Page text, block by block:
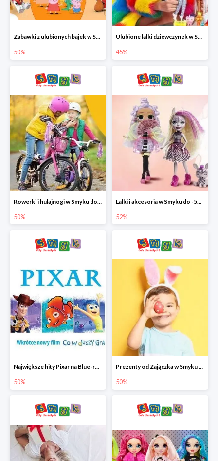
Zabawki z ulubionych bajek w Smyku do -50%
50%
Ulubione lalki dziewczynek w Smyku do -45%
45%
Rowerki i hulajnogi w Smyku do -50%
50%
Lalki i akcesoria w Smyku do -52%
52%
Największe hity Pixar na Blue-rey i DVD w Smyku - drugi film -50%
50%
Prezenty od Zajączka w Smyku do -50%
50%